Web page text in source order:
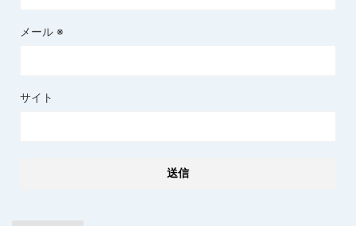
メール ※
サイト